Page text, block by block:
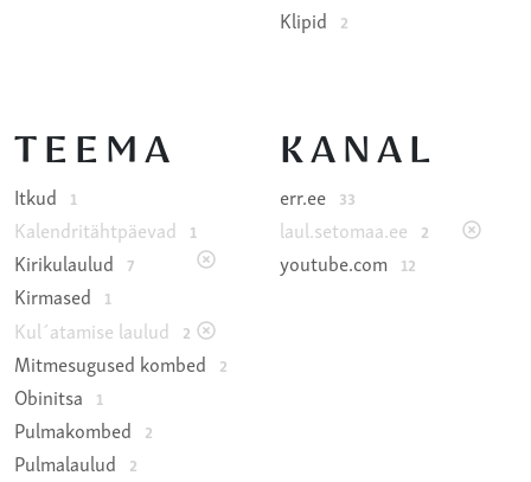
Klipid 2
TEEMA
Itkud 1
Kalendritähtpäevad 1
Kirikulaulud 7
Kirmased 1
Kul´atamise laulud 2
Mitmesugused kombed 2
Obinitsa 1
Pulmakombed 2
Pulmalaulud 2
KANAL
err.ee 33
laul.setomaa.ee 2
youtube.com 12